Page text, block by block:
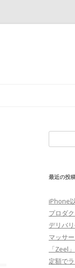
索
最近の投
iPhone
プロダ
デリバ
マッサ
「Zeel」
定額で